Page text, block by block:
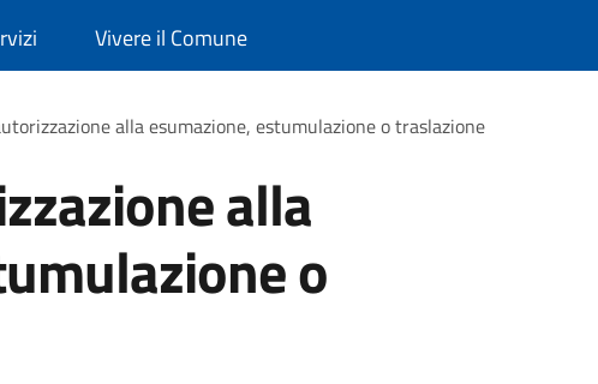
Vivere il Comune
alla esumazione, estumulazione o traslazione
alla
o